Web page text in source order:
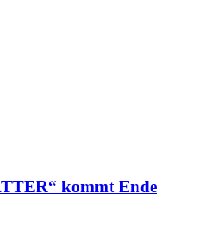
kommt Ende